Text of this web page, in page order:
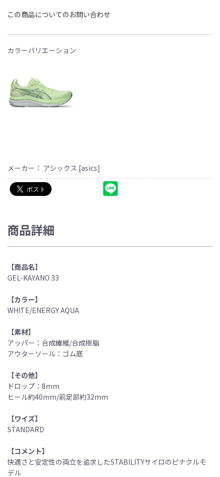
この商品についてのお問い合わせ
カラーバリエーション
メーカー： アシックス [asics]
商品詳細
【商品名】
GEL-KAYANO 33
【カラー】
WHITE/ENERGY AQUA
【素材】
アッパー：合成繊維/合成樹脂
アウターソール：ゴム底
【その他】
ドロップ：8mm
ヒール約40mm/前足部約32mm
【ワイズ】
STANDARD
【コメント】
快適さと安定性の両立を追求したSTABILITYサイロのピナクルモ
デル